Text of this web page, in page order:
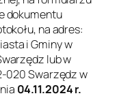
dokumentu
na adres:
i Gminy w
lub w
020 Swarzędz w
04.11.2024 r.